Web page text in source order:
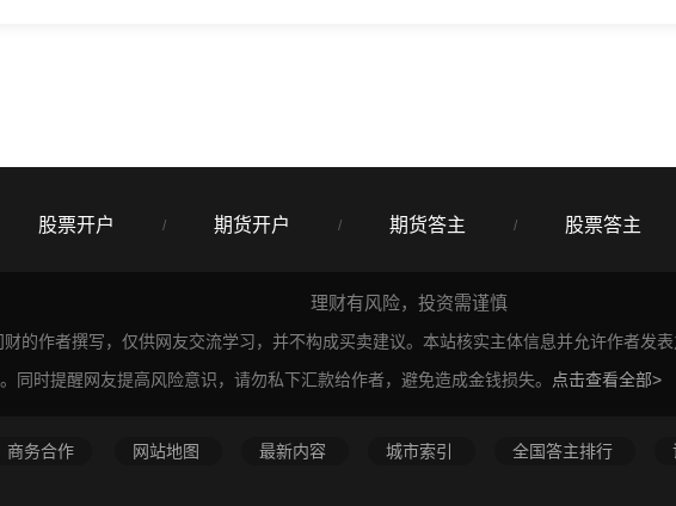
股票开户 / 期货开户 / 期货答主 / 股票答主
理财有风险，投资需谨慎
的作者撰写，仅供网友交流学习，并不构成买卖建议。本站核实主体信息并允许作者发
同时提醒网友提高风险意识，请勿私下汇款给作者，避免造成金钱损失。
点击查看全部>
商务合作 网站地图 最新内容 城市索引 全国答主排行